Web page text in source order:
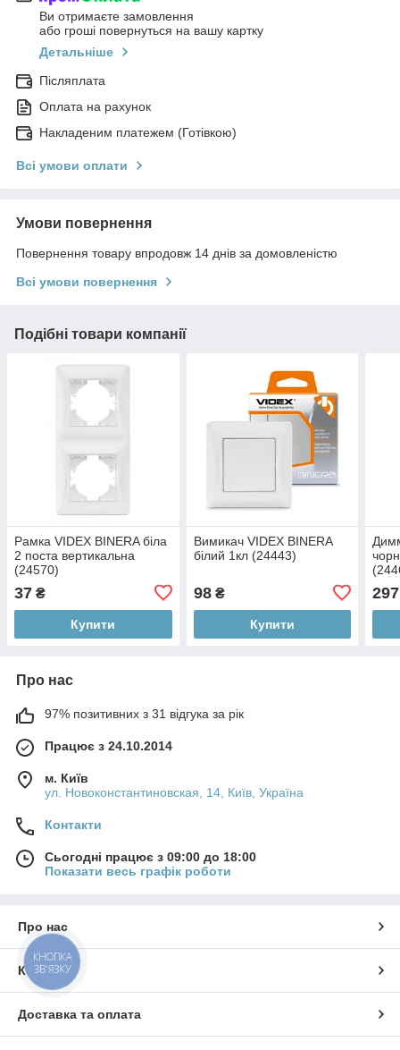
Ви отримаєте замовлення
або гроші повернуться на вашу картку
Детальніше
Післяплата
Оплата на рахунок
Накладеним платежем (Готівкою)
Всі умови оплати
Умови повернення
Повернення товару впродовж 14 днів за домовленістю
Всі умови повернення
Подібні товари компанії
Рамка VIDEX BINERA біла
2 поста вертикальна
(24570)
37 ₴
Купити
Вимикач VIDEX BINERA
білий 1кл (24443)
98₴
Купити
297
Про нас
97% позитивних з 31 відгука за рік
Працює з 24.10.2014
м. Київ
ул. Новоконстантиновская, 14, Київ, Україна
Контакти
Сьогодні працює з 09:00 до 18:00
Показати весь графік роботи
Про нас
Контакти
Доставка та оплата
КНОПКА
ЗВ'ЯЗКУ